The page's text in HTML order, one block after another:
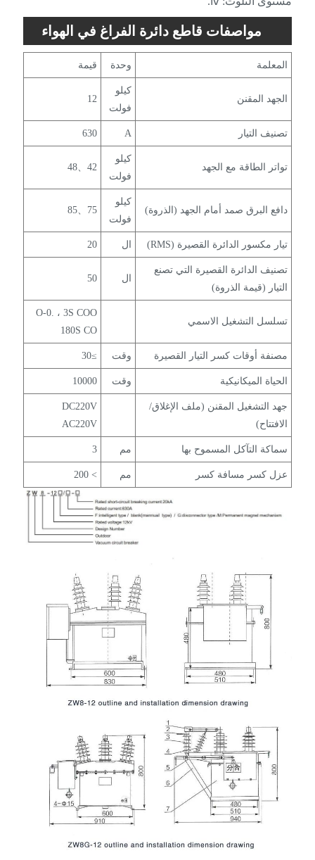
مواصفات قاطع دائرة الفراغ في الهواء
الطلق (مفتاح مراقبة)
المعلمة وحدة قيمة
الجهد المقنن
كيلو
فولت
12
تصنيف التيار A
630
تواتر الطاقة مع الجهد
كيلو
فولت
42、48
دافع البرق صمد أمام الجهد (الذروة)
كيلو
فولت
75、85
تيار مكسور الدائرة القصيرة (RMS) ال 20
تصنيف الدائرة القصيرة التي تصنع
التيار (قيمة الذروة)
ال 50
تسلسل التشغيل الاسمي
O-0. ، 3S COO
180S CO
مصنفة أوقات كسر التيار القصيرة وقت ≥30
الحياة الميكانيكية وقت 10000
جهد التشغيل المقنن (ملف الإغلاق/
الافتتاح)
DC220V
AC220V
سماكة التآكل المسموح بها مم 3
عزل كسر مسافة كسر مم > 200